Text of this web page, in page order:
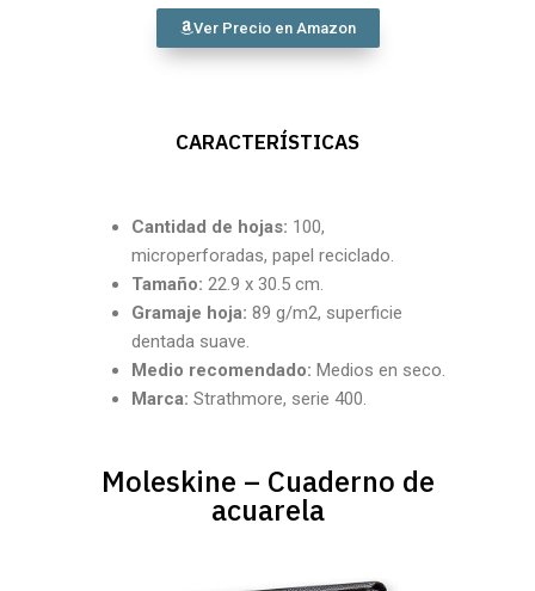
Ver Precio en Amazon
CARACTERÍSTICAS
Cantidad de hojas: 100,
microperforadas, papel reciclado.
Tamaño: 22.9 x 30.5 cm.
Gramaje hoja: 89 g/m2, superficie
dentada suave.
Medio recomendado: Medios en seco.
Marca: Strathmore, serie 400.
Moleskine – Cuaderno de
acuarela